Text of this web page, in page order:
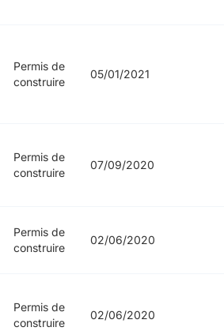
Permis de
construire
05/01/2021
Permis de
construire
07/09/2020
Permis de
construire
02/06/2020
Permis de
construire
02/06/2020